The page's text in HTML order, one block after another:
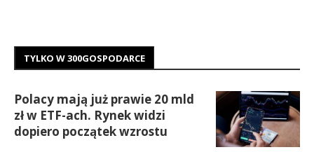
TYLKO W 300GOSPODARCE
Polacy mają już prawie 20 mld
zł w ETF-ach. Rynek widzi
dopiero początek wzrostu